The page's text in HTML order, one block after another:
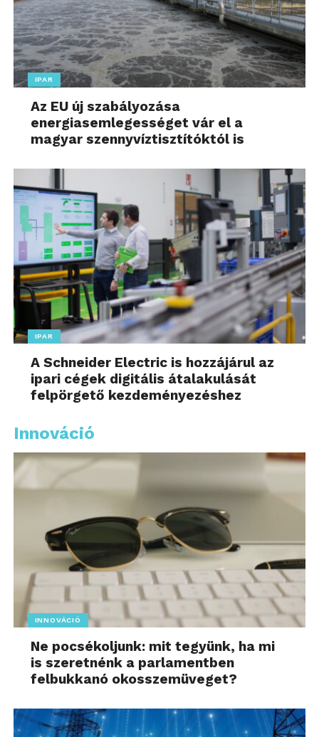
IPAR
Az EU új szabályozása
energiasemlegességet vár el a
magyar szennyvíztisztítóktól is
IPAR
A Schneider Electric is hozzájárul az
ipari cégek digitális átalakulását
felpörgető kezdeményezéshez
Innováció
INNOVÁCIÓ
Ne pocsékoljunk: mit tegyünk, ha mi
is szeretnénk a parlamentben
felbukkanó okosszemüveget?